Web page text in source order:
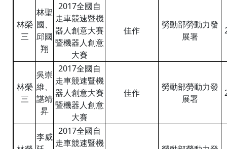
林榮
三
林聖
國、
邱國
翔
2017全國自
走車競速暨機
器人創意大賽
暨機器人創意
大賽
佳作
勞動部勞動力發
展署
林榮
三
吳崇
維、
諶靖
昇
2017全國自
走車競速暨機
器人創意大賽
暨機器人創意
大賽
佳作
勞動部勞動力發
展署
李威
2017全國自
走車競速暨機